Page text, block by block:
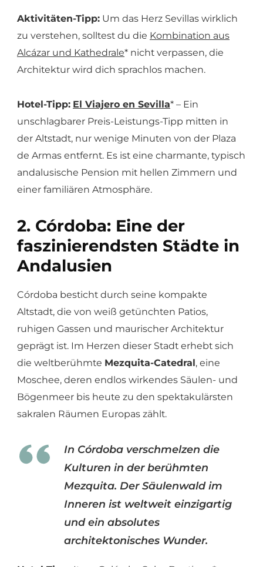
Aktivitäten-Tipp: Um das Herz Sevillas wirklich
zu verstehen, solltest du die Kombination aus
Alcázar und Kathedrale* nicht verpassen, die
Architektur wird dich sprachlos machen.
Hotel-Tipp: El Viajero en Sevilla* – Ein
unschlagbarer Preis-Leistungs-Tipp mitten in
der Altstadt, nur wenige Minuten von der Plaza
de Armas entfernt. Es ist eine charmante, typisch
andalusische Pension mit hellen Zimmern und
einer familiären Atmosphäre.
2. Córdoba: Eine der
faszinierendsten Städte in
Andalusien
Córdoba besticht durch seine kompakte
Altstadt, die von weiß getünchten Patios,
ruhigen Gassen und maurischer Architektur
geprägt ist. Im Herzen dieser Stadt erhebt sich
die weltberühmte Mezquita-Catedral, eine
Moschee, deren endlos wirkendes Säulen- und
Bögenmeer bis heute zu den spektakulärsten
sakralen Räumen Europas zählt.
In Córdoba verschmelzen die
Kulturen in der berühmten
Mezquita. Der Säulenwald im
Inneren ist weltweit einzigartig
und ein absolutes
architektonisches Wunder.